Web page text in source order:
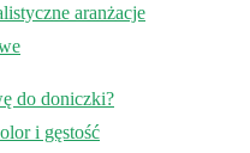
aranżacje
do doniczki?
i gęstość